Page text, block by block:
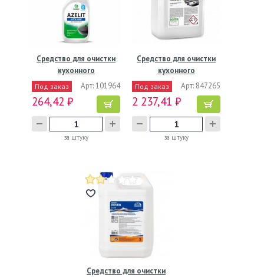
Средство для очистки
кухонного
оборудования…
Под заказ Арт: 101964
264,42 ₽
за штуку
Средство для очистки
кухонного
оборудования…
Под заказ Арт: 847265
2 237,41 ₽
за штуку
Средство для очистки